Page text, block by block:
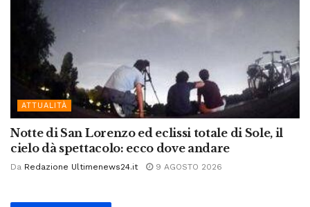
ATTUALITÀ
Notte di San Lorenzo ed eclissi totale di Sole, il
cielo dà spettacolo: ecco dove andare
Da Redazione Ultimenews24.it 9 AGOSTO 2026